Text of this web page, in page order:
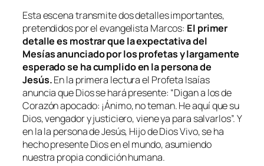
Esta escena transmite dos detalles importantes,
pretendidos por el evangelista Marcos: El primer
detalle es mostrar que la expectativa del
Mesías anunciado por los profetas y largamente
esperado se ha cumplido en la persona de
Jesús.En la primera lectura el Profeta Isaías
anuncia que Dios se hará presente: “Digan a los de
Corazón apocado: ¡Ánimo, no teman. He aquí que su
Dios, vengador y justiciero, viene ya para salvarlos”. Y
en la la persona de Jesús, Hijo de Dios Vivo, se ha
hecho presente Dios en el mundo, asumiendo
nuestra propia condición humana.